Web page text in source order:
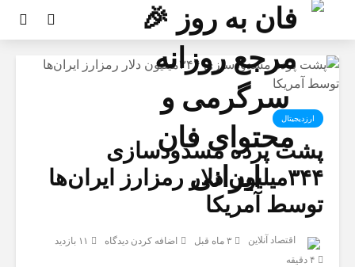
ارزدیجیتال
پشت پرده مسدودسازی
۳۴۴میلیون دلار رمزارز ایران‌ها
توسط آمریکا
اقتصاد آنلاین ۳ ماه قبل اضافه کردن دیدگاه
۱۱ بازدید
۴ دقیقه